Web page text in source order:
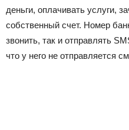
деньги, оплачивать услуги,
собственный счет. Номер
звонить, так и отправлять
что у него не отправляется